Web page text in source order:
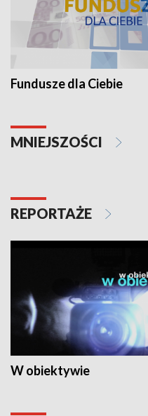
Fundusze dla Ciebie
MNIEJSZOŚCI
REPORTAŻE
W obiektywie